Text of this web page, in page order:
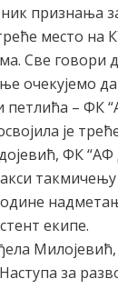
признања
место на
Све говори
очекујемо
– ФК
је
ФК “АФ
такмичењу
екипе.
за